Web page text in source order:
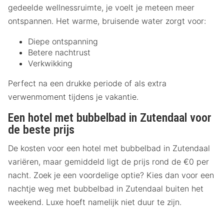
gedeelde wellnessruimte, je voelt je meteen meer
ontspannen. Het warme, bruisende water zorgt voor:
Diepe ontspanning
Betere nachtrust
Verkwikking
Perfect na een drukke periode of als extra
verwenmoment tijdens je vakantie.
Een hotel met bubbelbad in Zutendaal voor
de beste prijs
De kosten voor een hotel met bubbelbad in Zutendaal
variëren, maar gemiddeld ligt de prijs rond de €0 per
nacht. Zoek je een voordelige optie? Kies dan voor een
nachtje weg met bubbelbad in Zutendaal buiten het
weekend. Luxe hoeft namelijk niet duur te zijn.